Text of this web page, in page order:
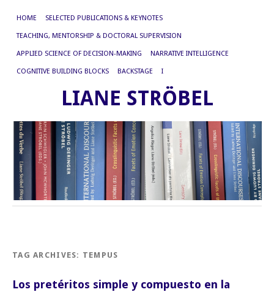
HOME SELECTED PUBLICATIONS & KEYNOTES
TEACHING, MENTORSHIP & DOCTORAL SUPERVISION
APPLIED SCIENCE OF DECISION-MAKING NARRATIVE INTELLIGENCE
COGNITIVE BUILDING BLOCKS BACKSTAGE I
LIANE STRÖBEL
TAG ARCHIVES: TEMPUS
Los pretéritos simple y compuesto en la